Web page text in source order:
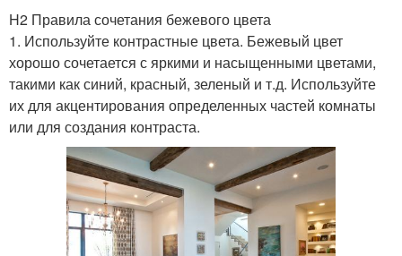
H2 Правила сочетания бежевого цвета
1. Используйте контрастные цвета. Бежевый цвет
хорошо сочетается с яркими и насыщенными цветами,
такими как синий, красный, зеленый и т.д. Используйте
их для акцентирования определенных частей комнаты
или для создания контраста.